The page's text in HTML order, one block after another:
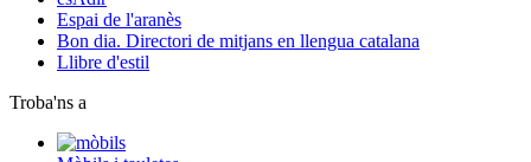
Espai de l'aranès
Bon dia. Directori de mitjans en llengua catalana
Llibre d'estil
Troba'ns a